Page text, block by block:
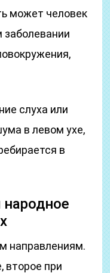
может человек
слуха или
в левом ухе,
в
направлениям.
второе при